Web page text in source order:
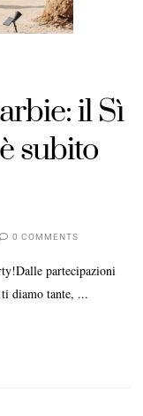
il Sì
subito
0 COMMENTS
partecipazioni
diamo tante, ...